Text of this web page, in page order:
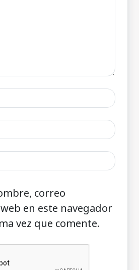
correo
en este navegador
vez que comente.